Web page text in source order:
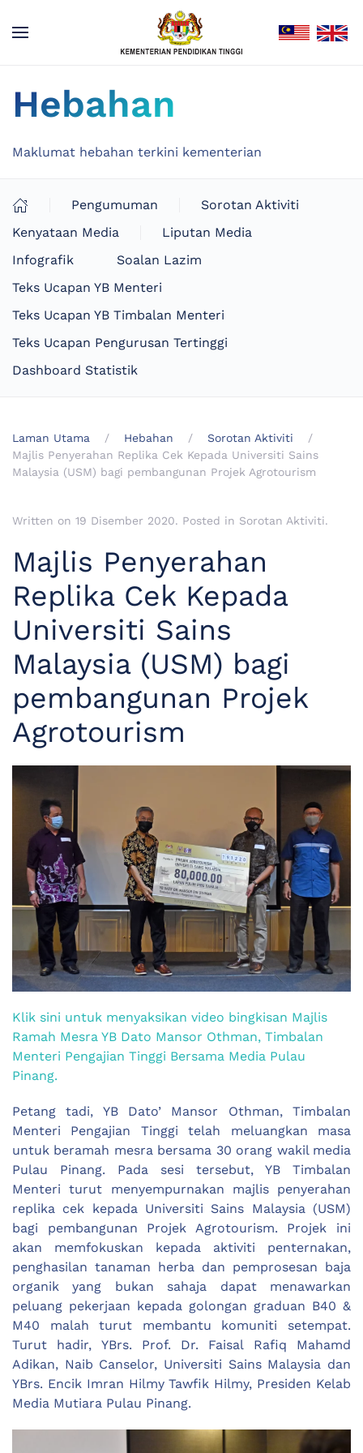
Hebahan
Maklumat hebahan terkini kementerian
Pengumuman
Sorotan Aktiviti
Kenyataan Media
Liputan Media
Infografik
Soalan Lazim
Teks Ucapan YB Menteri
Teks Ucapan YB Timbalan Menteri
Teks Ucapan Pengurusan Tertinggi
Dashboard Statistik
Laman Utama Hebahan
Sorotan Aktiviti
Majlis Penyerahan Replika Cek Kepada Universiti Sains
Malaysia (USM) bagi pembangunan Projek Agrotourism
Written on 19 Disember 2020. Posted in Sorotan Aktiviti.
Majlis Penyerahan
Replika Cek Kepada
Universiti Sains
Malaysia (USM) bagi
pembangunan Projek
Agrotourism
Klik sini untuk menyaksikan video bingkisan Majlis
Ramah Mesra YB Dato Mansor Othman, Timbalan
Menteri Pengajian Tinggi Bersama Media Pulau
Pinang.
Petang tadi, YB Dato’ Mansor Othman, Timbalan
Menteri Pengajian Tinggi telah meluangkan masa
untuk beramah mesra bersama 30 orang wakil media
Pulau Pinang. Pada sesi tersebut, YB Timbalan
Menteri turut menyempurnakan majlis penyerahan
replika cek kepada Universiti Sains Malaysia (USM)
bagi pembangunan Projek Agrotourism. Projek ini
akan memfokuskan kepada aktiviti penternakan,
penghasilan tanaman herba dan pemprosesan baja
organik yang bukan sahaja dapat menawarkan
peluang pekerjaan kepada golongan graduan B40 &
M40 malah turut membantu komuniti setempat.
Turut hadir, YBrs. Prof. Dr. Faisal Rafiq Mahamd
Adikan, Naib Canselor, Universiti Sains Malaysia dan
YBrs. Encik Imran Hilmy Tawfik Hilmy, Presiden Kelab
Media Mutiara Pulau Pinang.